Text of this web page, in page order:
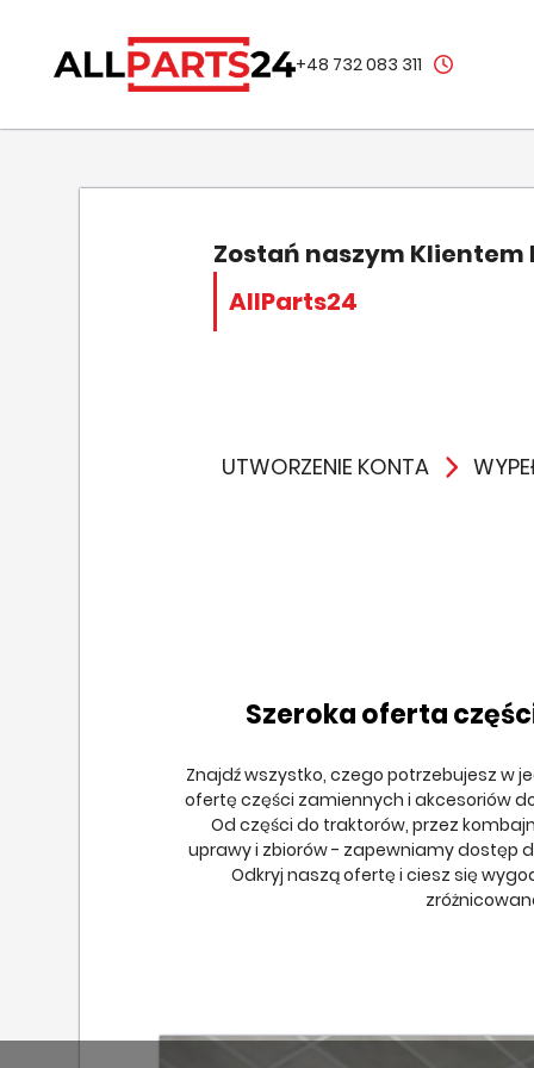
+48 732 083 311
Zostań naszym
AllParts24
UTWORZENIE KONTA
Szeroka oferta
Znajdź wszystko, czego potrzebujesz w
ofertę części zamiennych i akcesoriów
Od części do traktorów, przez
uprawy i zbiorów - zapewniamy dostęp
Odkryj naszą ofertę i ciesz się